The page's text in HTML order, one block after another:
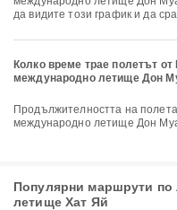
да видите този график и да
Колко време трае полетът
международно летище Дон
Продължителността на полета от Международно летище Хат Яй до
международно летище Дон
Популярни маршрути
летище Хат Яй